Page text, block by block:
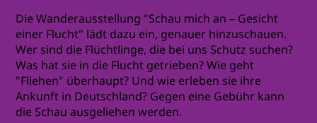
Die Wanderausstellung "Schau mich an – Gesicht
einer Flucht" lädt dazu ein, genauer hinzuschauen.
Wer sind die Flüchtlinge, die bei uns Schutz suchen?
Was hat sie in die Flucht getrieben? Wie geht
"Fliehen" überhaupt? Und wie erleben sie ihre
Ankunft in Deutschland? Gegen eine Gebühr kann
die Schau ausgeliehen werden.